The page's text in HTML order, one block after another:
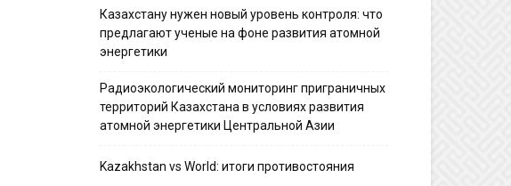
Казахстану нужен новый уровень контроля: что
предлагают ученые на фоне развития атомной
энергетики
Радиоэкологический мониторинг приграничных
территорий Казахстана в условиях развития
атомной энергетики Центральной Азии
Kazakhstan vs World: итоги противостояния